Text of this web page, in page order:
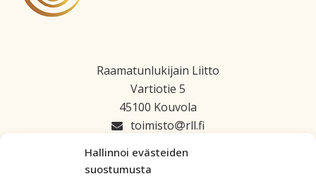
Hallinnoi evästeiden
suostumusta
Raamatunlukijain Liitto
Vartiotie 5
45100 Kouvola
toimisto
rll.fi